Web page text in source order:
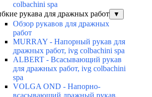
colbachini spa
рукава для дражных работ
▼
Обзор рукавов для дражных
работ
MURRAY - Напорный рукав для
дражных работ, ivg colbachini spa
ALBERT - Всасывающий рукав
для дражных работ, ivg colbachini
spa
VOLGA OND - Напорно-